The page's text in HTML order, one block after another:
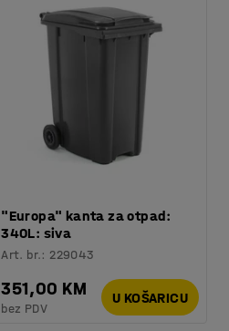
"Europa" kanta za otpad:
340L: siva
Art. br.: 229043
351,00 KM
bez PDV
U KOŠARICU